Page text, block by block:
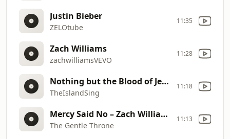
Justin Bieber
ZELOtube
11:35
Zach Williams
zachwilliamsVEVO
11:28
Nothing but the Blood of Jesus ( modern version)
TheIslandSing
11:18
Mercy Said No – Zach Williams, Carrie Underwood, Chris Tomlin & Brandon Lake (2026 Music Video)
The Gentle Throne
11:13